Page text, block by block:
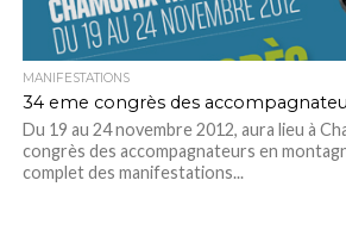
MANIFESTATIONS
34 eme congrès des
Du 19 au 24 novembre 2012, aura lieu à
congrès des accompagnateurs en
complet des manifestations...